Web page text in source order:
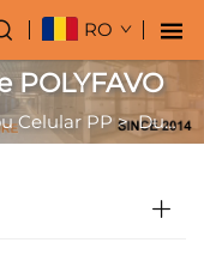
RO
Celular PP>Dublu Nervuri de Albină